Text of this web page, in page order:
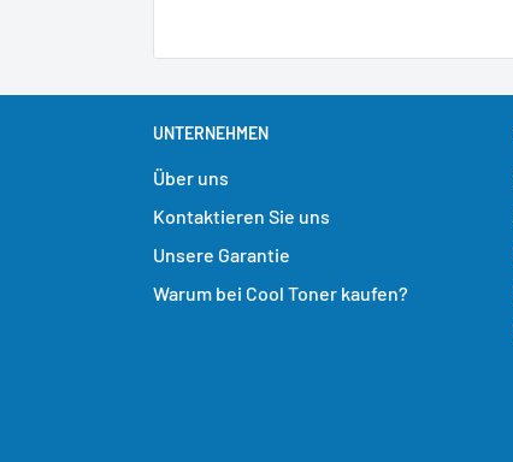
UNTERNEHMEN
Über uns
Kontaktieren Sie uns
Unsere Garantie
Warum bei Cool Toner kaufen?